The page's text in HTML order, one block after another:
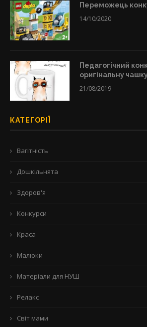
Переможець
14/10/2020
Педагогічний
оригінальну
21/08/2019
КАТЕГОРІЇ
Вагітність
Дошкільнята
Здоров'я
Конкурси
Краса
Малюки
Матеріали для НУШ
Релакс
Світ мами